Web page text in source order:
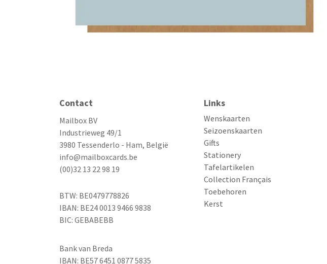
Contact
Mailbox BV
Industrieweg 49/1
3980 Tessenderlo - Ham, België
info@mailboxcards.be
(00)32 13 22 98 19
BTW: BE0479778826
IBAN: BE24 0013 9466 9838
BIC: GEBABEBB
Bank van Breda
IBAN: BE57 6451 0877 5835
Links
Wenskaarten
Seizoenskaarten
Gifts
Stationery
Tafelartikelen
Collection Français
Toebehoren
Kerst